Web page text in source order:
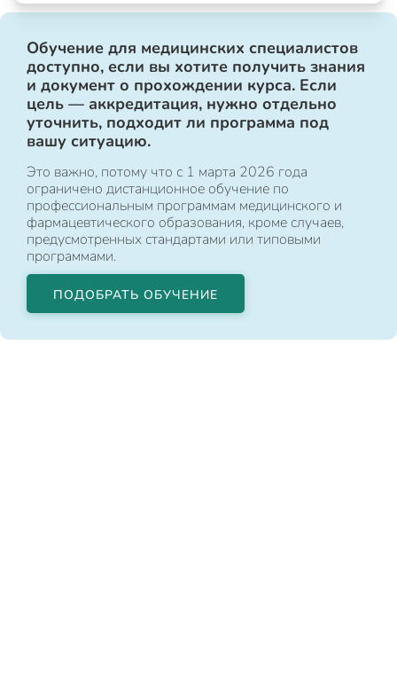
Обучение для медицинских специалистов
доступно, если вы хотите получить знания
и документ о прохождении курса. Если
цель — аккредитация, нужно отдельно
уточнить, подходит ли программа под
вашу ситуацию.
Это важно, потому что с 1 марта 2026 года
ограничено дистанционное обучение по
профессиональным программам медицинского и
фармацевтического образования, кроме случаев,
предусмотренных стандартами или типовыми
программами.
ПОДОБРАТЬ ОБУЧЕНИЕ